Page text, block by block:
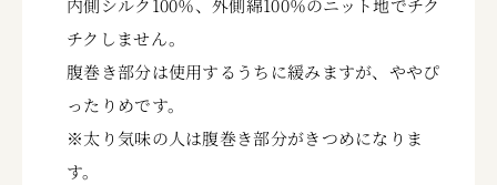
内側シルク100％、外側綿100％のニット地でチク
チクしません。
腹巻き部分は使用するうちに緩みますが、ややぴ
ったりめです。
※太り気味の人は腹巻き部分がきつめになりま
す。